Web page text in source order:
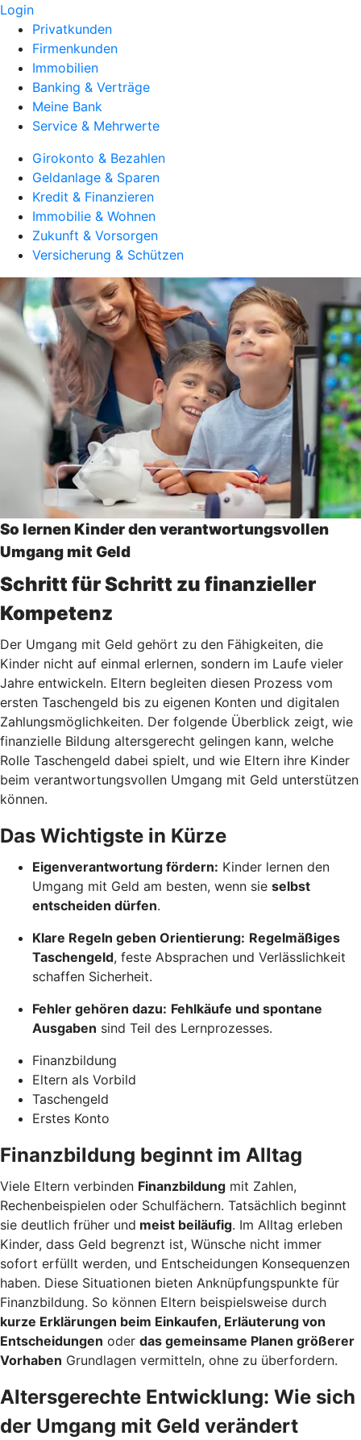
Login
Privatkunden
Firmenkunden
Immobilien
Banking & Verträge
Meine Bank
Service & Mehrwerte
Girokonto & Bezahlen
Geldanlage & Sparen
Kredit & Finanzieren
Immobilie & Wohnen
Zukunft & Vorsorgen
Versicherung & Schützen
So lernen Kinder den verantwortungsvollen
Umgang mit Geld
Schritt für Schritt zu finanzieller
Kompetenz
Der Umgang mit Geld gehört zu den Fähigkeiten, die
Kinder nicht auf einmal erlernen, sondern im Laufe vieler
Jahre entwickeln. Eltern begleiten diesen Prozess vom
ersten Taschengeld bis zu eigenen Konten und digitalen
Zahlungsmöglichkeiten. Der folgende Überblick zeigt, wie
finanzielle Bildung altersgerecht gelingen kann, welche
Rolle Taschengeld dabei spielt, und wie Eltern ihre Kinder
beim verantwortungsvollen Umgang mit Geld unterstützen
können.
Das Wichtigste in Kürze
Eigenverantwortung fördern: Kinder lernen den
Umgang mit Geld am besten, wenn sie selbst
entscheiden dürfen.
Klare Regeln geben Orientierung: Regelmäßiges
Taschengeld, feste Absprachen und Verlässlichkeit
schaffen Sicherheit.
Fehler gehören dazu: Fehlkäufe und spontane
Ausgaben sind Teil des Lernprozesses.
Finanzbildung
Eltern als Vorbild
Taschengeld
Erstes Konto
Finanzbildung beginnt im Alltag
Viele Eltern verbinden Finanzbildung mit Zahlen,
Rechenbeispielen oder Schulfächern. Tatsächlich beginnt
sie deutlich früher und meist beiläufig. Im Alltag erleben
Kinder, dass Geld begrenzt ist, Wünsche nicht immer
sofort erfüllt werden, und Entscheidungen Konsequenzen
haben. Diese Situationen bieten Anknüpfungspunkte für
Finanzbildung. So können Eltern beispielsweise durch
kurze Erklärungen beim Einkaufen, Erläuterung von
Entscheidungen oder das gemeinsame Planen größerer
Vorhaben Grundlagen vermitteln, ohne zu überfordern.
Altersgerechte Entwicklung: Wie sich
der Umgang mit Geld verändert